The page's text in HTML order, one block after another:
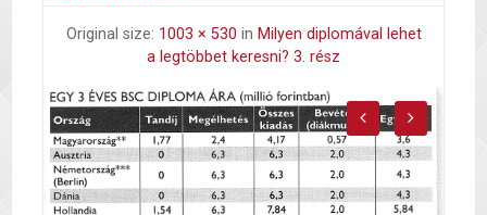
Original size: 1003 × 530 in Milyen diplomával lehet
a legtöbbet keresni? 3. rész